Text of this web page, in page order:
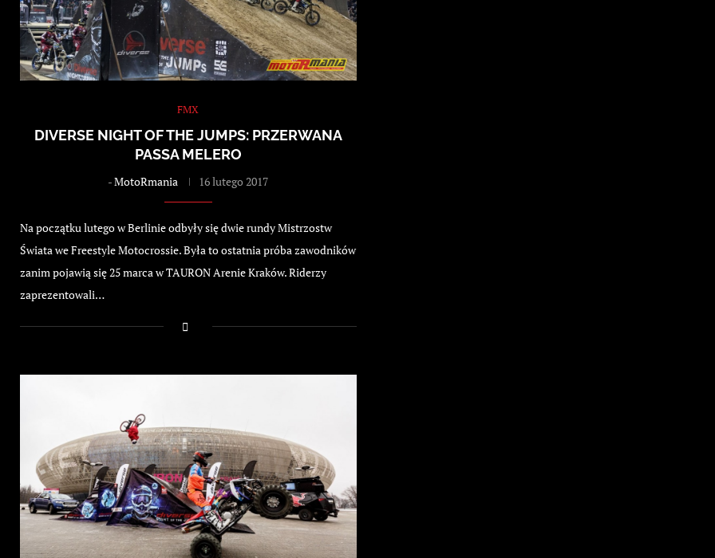
FMX
DIVERSE NIGHT OF THE JUMPS: PRZERWANA
PASSA MELERO
-MotoRmania 16 lutego 2017
Na początku lutego w Berlinie odbyły się dwie rundy Mistrzostw
Świata we Freestyle Motocrossie. Była to ostatnia próba zawodników
zanim pojawią się 25 marca w TAURON Arenie Kraków. Riderzy
zaprezentowali…